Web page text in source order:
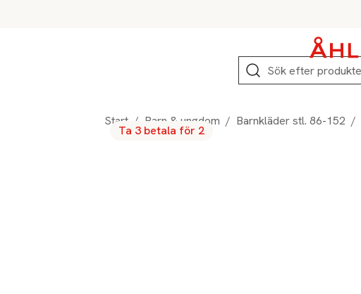
Sök
Start / Barn & ungdom / Barnkläder stl. 86-152 /
Ta 3 betala för 2